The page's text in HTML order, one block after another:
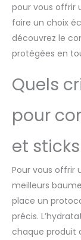
pour vous offrir
faire un choix
découvrez le
protégées en
Quels
pour
et
Pour vous offrir
meilleurs
place un
précis.
chaque produit